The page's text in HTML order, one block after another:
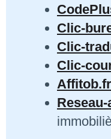
Clic-
Clic-
Clic-
Affitob.fr